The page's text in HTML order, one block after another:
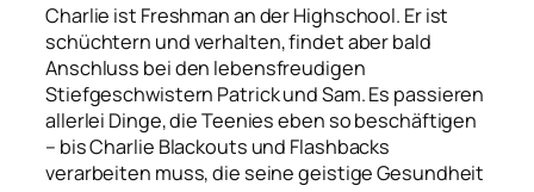
Charlie ist Freshman an der Highschool. Er ist
schüchtern und verhalten, findet aber bald
Anschluss bei den lebensfreudigen
Stiefgeschwistern Patrick und Sam. Es passieren
allerlei Dinge, die Teenies eben so beschäftigen
– bis Charlie Blackouts und Flashbacks
verarbeiten muss, die seine geistige Gesundheit